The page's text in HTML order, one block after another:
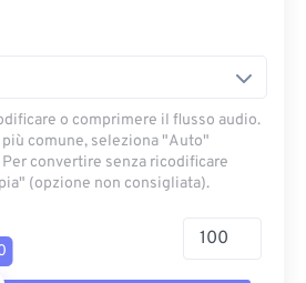
o comprimere il flusso audio.
comune, seleziona "Auto"
convertire senza ricodificare
(opzione non consigliata).